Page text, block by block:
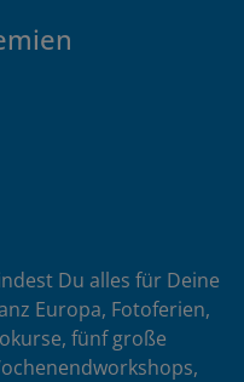
Du alles für Deine
Europa, Fotoferien,
fünf große